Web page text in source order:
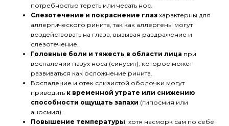
потребностью тереть или чесать нос.
Слезотечение и покраснение глаз характерны для
аллергического ринита, так как аллергены могут
воздействовать на глаза, вызывая раздражение и
слезотечение.
Головные боли и тяжесть в области лица при
воспалении пазух носа (синусит), которое может
развиваться как осложнение ринита.
Воспаление и отек слизистой оболочки могут
приводить к временной утрате или снижению
способности ощущать запахи (гипосмия или
аносмия).
Повышение температуры, хотя насморк сам по себе